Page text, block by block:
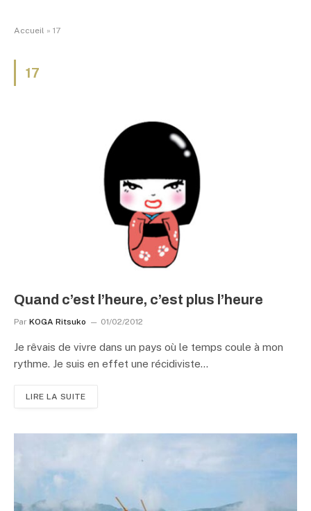
Accueil » 17
17
Quand c’est l’heure, c’est plus l’heure
Par KOGA Ritsuko 01/02/2012
Je rêvais de vivre dans un pays où le temps coule à mon
rythme. Je suis en effet une récidiviste…
LIRE LA SUITE